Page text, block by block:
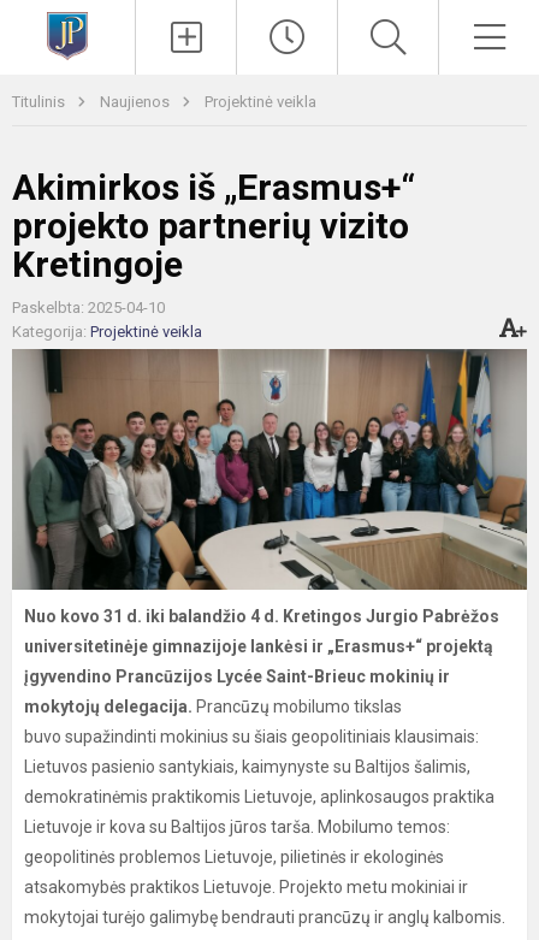
Titulinis Naujienos Projektinė veikla
Akimirkos iš „Erasmus+“
projekto partnerių vizito
Kretingoje
Paskelbta: 2025-04-10
Kategorija: Projektinė veikla
Nuo kovo 31 d. iki balandžio 4 d. Kretingos Jurgio Pabrėžos
universitetinėje gimnazijoje lankėsi ir „Erasmus+“ projektą
įgyvendino Prancūzijos Lycée Saint-Brieuc mokinių ir
mokytojų delegacija. Prancūzų mobilumo tikslas
buvo supažindinti mokinius su šiais geopolitiniais klausimais:
Lietuvos pasienio santykiais, kaimynyste su Baltijos šalimis,
demokratinėmis praktikomis Lietuvoje, aplinkosaugos praktika
Lietuvoje ir kova su Baltijos jūros tarša. Mobilumo temos:
geopolitinės problemos Lietuvoje, pilietinės ir ekologinės
atsakomybės praktikos Lietuvoje. Projekto metu mokiniai ir
mokytojai turėjo galimybę bendrauti prancūzų ir anglų kalbomis.